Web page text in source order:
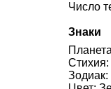
Число
Знаки
Стихия: